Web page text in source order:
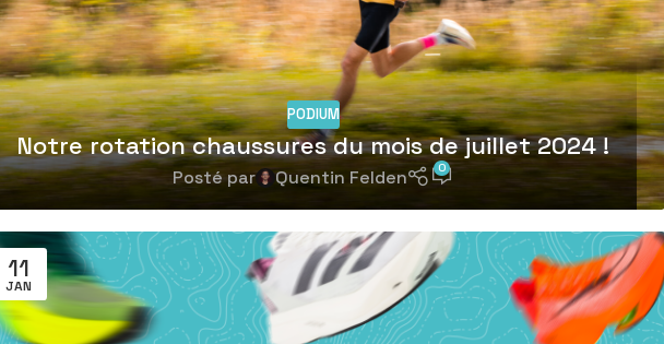
PODIUM
Notre rotation chaussures du mois de juillet 2024 !
Posté par Quentin Felden 0
11
JAN